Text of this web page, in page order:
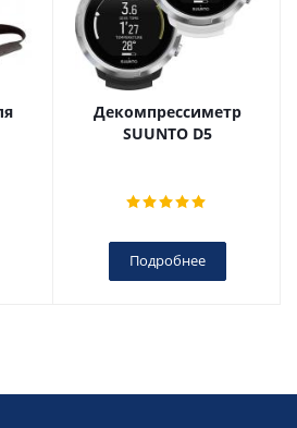
Декомпрессиметр
SUUNTO D5
Подробнее